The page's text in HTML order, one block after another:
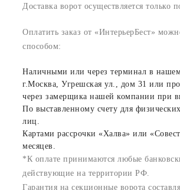
Доставка ворот осуществляется только
Оплатить заказ от «ИнтерьерБест»
способом:
Наличными или через терминал в
г.Москва, Угрешская ул., дом 31 или
через замерщика нашей компании при
По выставленному счету для
лиц.
Картами рассрочки «Халва» или
месяцев.
*К оплате принимаются любые
действующие на территории РФ.
Гарантия на секционные ворота